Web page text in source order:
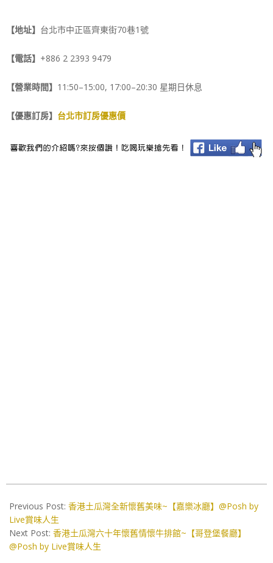
【地址】 台北市中正區齊東街70巷1號
【電話】 +886 2 2393 9479
【營業時間】 11:50–15:00, 17:00–20:30 星期日休息
【優惠訂房】 台北市訂房優惠價
06-
05
Previous Post: 香港土瓜灣全新懷舊美味~【嘉樂冰廳】@Posh by
Live賞味人生
Next Post: 香港土瓜灣六十年懷舊情懷牛排館~【哥登堡餐廳】
@Posh by Live賞味人生